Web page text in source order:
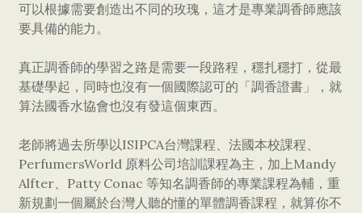
可以根據需要創造出不同的玫瑰，這才是專業調香師應該
要具備的能力。
真正調香師的學習之路是需要一段路程，穩扎穩打，從最
基礎學起，同時也沒有一個國際認可的「調香證書」，就
算法國香水協會也沒有發這個東西。
老師將過去所學以ISIPCA台灣課程、法國本校課程、
PerfumersWorld 原料公司培訓課程為主，加上Mandy
Alfter、Patty Conac 等知名調香師的專業課程為輔，重
新規劃一個屬於台灣人聽的懂的單體調香課程，就算你不